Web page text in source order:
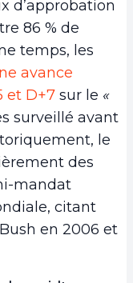
d’approbation
86 % de
temps, les
avance
et D+7 sur le «
surveillé avant
le
des
mandat
citant
en 2006 et